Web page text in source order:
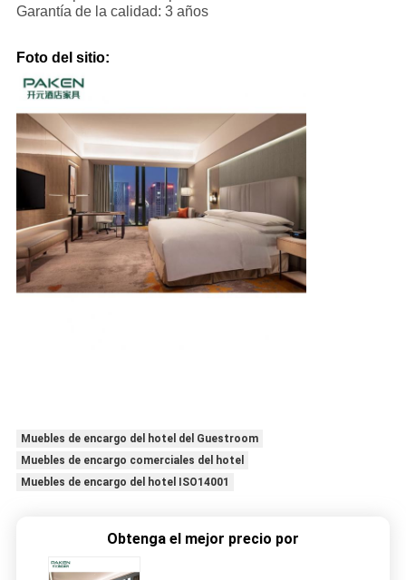
Garantía de la calidad: 3 años
Foto del sitio:
Muebles de encargo del hotel del Guestroom
Muebles de encargo comerciales del hotel
Muebles de encargo del hotel ISO14001
Obtenga el mejor precio por